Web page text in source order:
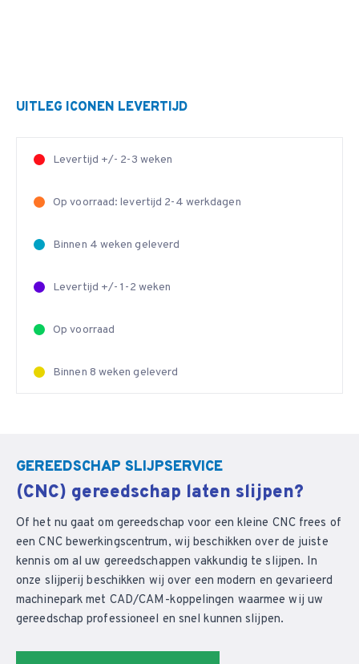
UITLEG ICONEN LEVERTIJD
Levertijd +/- 2-3 weken
Op voorraad: levertijd 2-4 werkdagen
Binnen 4 weken geleverd
Levertijd +/- 1-2 weken
Op voorraad
Binnen 8 weken geleverd
GEREEDSCHAP SLIJPSERVICE
(CNC) gereedschap laten slijpen?
Of het nu gaat om gereedschap voor een kleine CNC frees of
een CNC bewerkingscentrum, wij beschikken over de juiste
kennis om al uw gereedschappen vakkundig te slijpen. In
onze slijperij beschikken wij over een modern en gevarieerd
machinepark met CAD/CAM-koppelingen waarmee wij uw
gereedschap professioneel en snel kunnen slijpen.